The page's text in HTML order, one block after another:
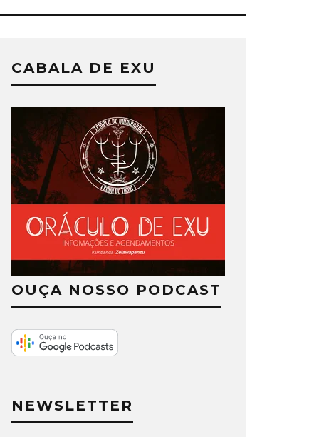
CABALA DE EXU
OUÇA NOSSO PODCAST
NEWSLETTER